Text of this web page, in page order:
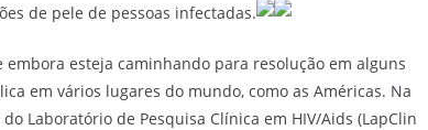
de pele de pessoas infectadas.
esteja caminhando para resolução em alguns
em vários lugares do mundo, como as Américas. Na
Laboratório de Pesquisa Clínica em HIV/Aids (LapClin